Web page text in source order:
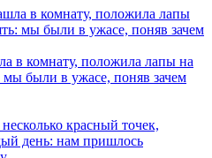
в комнату, положила лапы на
были в ужасе, поняв зачем